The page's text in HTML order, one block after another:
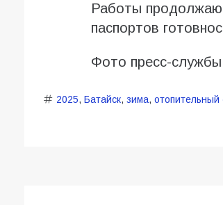
Работы
паспортов
Фото пресс-
2025, Батайск, зима, отопительный